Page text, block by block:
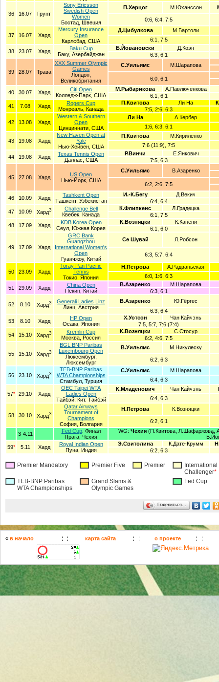
36 16.07 Грунт
Sony Ericsson
Swedish Open
Women
Бостад, Швеция
П.Херцог М.Юханссон
0:6, 6:4, 7:5
37 16.07 Хард
Mercury Insurance
Open
Карлсбад, США
Д.Цибулкова
М.Бартоли
6:1, 7:5
38
23.07 Хард
Baku Cup
Баку, Азербайджан
Б.Йовановски
Д.Коэн
6:3, 6:1
39 28.07 Трава
XXX Summer Olympic
Games
Лондон,
Великобритания
С.Уильямс М.Шарапова
6:0, 6:1
40 30.07 Хард
Citi Open
Колледж-Парк, США
М.Рыбарикова
А.Павлюченкова
6:1, 6:1
41
7.08 Хард
Rogers Cup
Монреаль, Канада
П.Квитова Ли На
7:5, 2:6, 6:3
42 13.08 Хард
Western & Southern
Open
Цинциннати, США
Ли На
А.Кербер
1:6, 6:3, 6:1
43 19.08 Хард
New Haven Open at
Yale
Нью-Хейвен, США
П.Квитова
М.Кириленко
7:6 (11:9), 7:5
44
19.08 Хард
Texas Tennis Open
Даллас, США
Р.Винчи
Е.Янкович
7:5, 6:3
45 27.08 Хард
US Open
Нью-Йорк, США
С.Уильямс В.Азаренко
6:2, 2:6, 7:5
46 10.09 Хард
Tashkent Open
Ташкент, Узбекистан
И.-К.Бегу
Д.Векич
6:4, 6:4
47
10.09 ХардЗ
Challenge Bell
Квебек, Канада
К.Флипкенс
Л.Градецка
6:1, 7:5
48
17.09 Хард
KDB Korea Open
Сеул, Южная Корея
К.Возняцки
К.Канепи
6:1, 6:0
49 17.09 Хард
GRC Bank
Guangzhou
International Women's
Open
Гуанчжоу, Китай
Се Шувэй Л.Робсон
6:3, 5:7, 6:4
50 23.09 Хард
Toray Pan Pacific
Tennis
Токио, Япония
Н.Петрова
А.Радваньская
6:0, 1:6, 6:3
51
29.09 Хард
China Open
Пекин, Китай
В.Азаренко
М.Шарапова
6:3, 6:1
52 8.10 ХардЗ
Generali Ladies Linz
Линц, Австрия
В.Азаренко
Ю.Гёргес
6:3, 6:4
53
8.10 Хард
HP Open
Осака, Япония
Х.Уотсон
Чан Кайчэнь
7:5, 5:7, 7:6 (7:4)
54
15.10 ХардЗ
Kremlin Cup
Москва, Россия
К.Возняцки
С.Стосур
6:2, 4:6, 7:5
55 15.10 ХардЗ
BGL BNP Paribas
Luxembourg Open
Люксембург,
Люксембург
В.Уильямс М.Никулеску
6:2, 6:3
56 23.10 ХардЗ
TEB-BNP Paribas
WTA Championships
Стамбул, Турция
С.Уильямс
М.Шарапова
6:4, 6:3
57* 29.10 Хард
OEC Taipei WTA
Ladies Open
Тайбэй, Кит. Тайбэй
К.Младенович Чан Кайчэнь
6:4, 6:3
58 30.10 ХардЗ
Qatar Airways
Tournament of
Champions
София, Болгария
Н.Петрова К.Возняцки
6:2, 6:1
3-4.11 Fed Cup. Финал
Прага, Чехия
WG: Чехия(П.Квитова, Л.Шафаржова,
59* 5.11 Хард
Royal Indian Open
Пуна, Индия
Э.Свитолина К.Дате-Крумм
6:2, 6:3
Premier Mandatory Premier Five Premier
International
Challenger*
TEB-BNP Paribas
WTA Championships
Grand Slams &
Olympic Games
Fed Cup
Поделиться…
« в начало карта сайта о проекте